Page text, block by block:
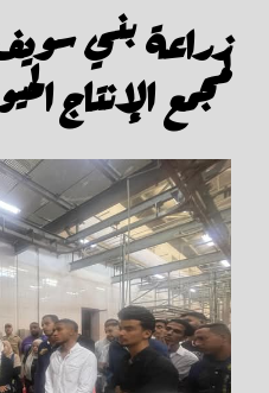
زراعة بني
لمجمع الإنتاج